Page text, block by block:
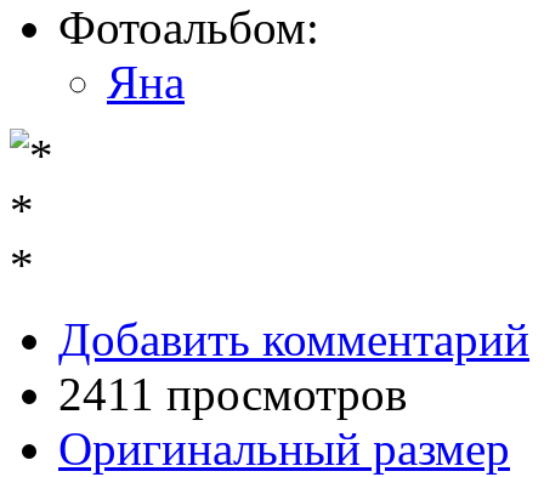
Фотоальбом:
Яна
Добавить комментарий
2411 просмотров
Оригинальный размер